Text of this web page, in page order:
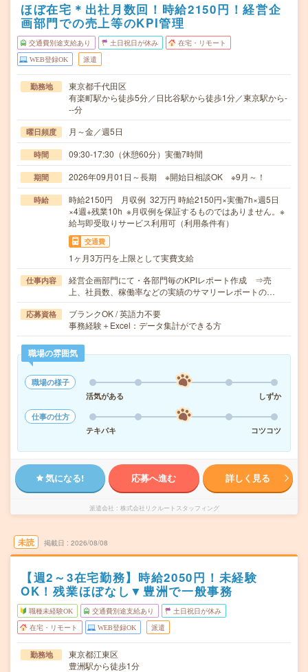
ほぼ在宅＊出社月数回！時給2150円！経営企
画部門での売上等のKPI管理
交通費別途支給あり 土日祝日が休み 在宅・リモート
WEB登録OK 派遣
勤務地
東京都千代田区
有楽町駅から徒歩5分／日比谷駅から徒歩1分／東京駅から-
--分
曜日頻度 月～金／週5日
時間 09:30-17:30（休憩60分）実働7時間
期間 2026年09月01日～長期 ※開始日相談OK ※9月～！
時給
時給2150円 月収例 32万円 時給2150円×実働7h×週5日
×4週+残業10h ※月収例を保証するものではありません。※
給与即受取りサービス利用可（利用条件有）
交通費
1ヶ月3万円を上限として実費支給
仕事内容
経営企画部門にて・各部門毎のKPIレポート作成 ⇒売
上、社員数、稼働率などの実績のサマリーレポートの…
応募資格
ブランクOK / 英語力不要
事務経験＋Excel：データ集計ができる方
職場の雰囲気
職場の様子
活気がある
しずか
仕事の仕方
テキパキ
コツコツ
気になる! 応募へ進む 詳しく見る
派遣会社 株式会社リクルートスタッフィング
未読 掲載日 2026/08/08
【週2～3在宅勤務】時給2050円！未経験
OK！残業ほぼなし▼豊洲で一般事務
職種未経験OK 交通費別途支給あり 土日祝日が休み
在宅・リモート WEB登録OK 派遣
勤務地
東京都江東区
豊洲駅から徒歩1分